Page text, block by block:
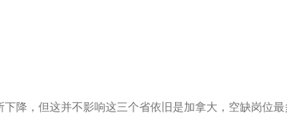
降，但这并不影响这三个省依旧是加拿大，空缺岗位最